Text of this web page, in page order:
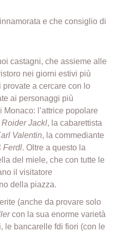
e che consiglio di
castagni, che assieme alle
nei giorni estivi più
a cercare con lo
ai personaggi più
l’attrice popolare
Roider Jackl, la cabarettista
Valentin, la commediante
Ferdl. Oltre a questo la
del miele, che con tutte le
il visitatore
della piazza.
(anche da provare solo
con la sua enorme varietà
le bancarelle fdi fiori (con le